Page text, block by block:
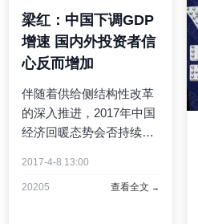
梁红：中国下调GDP
增速 国内外投资者信
心反而增加
伴随着供给侧结构性改革
的深入推进，2017年中国
经济回暖态势会否持续，
哪里，都成为市场关注的
2017-4-8 13:00
20205 查看全文